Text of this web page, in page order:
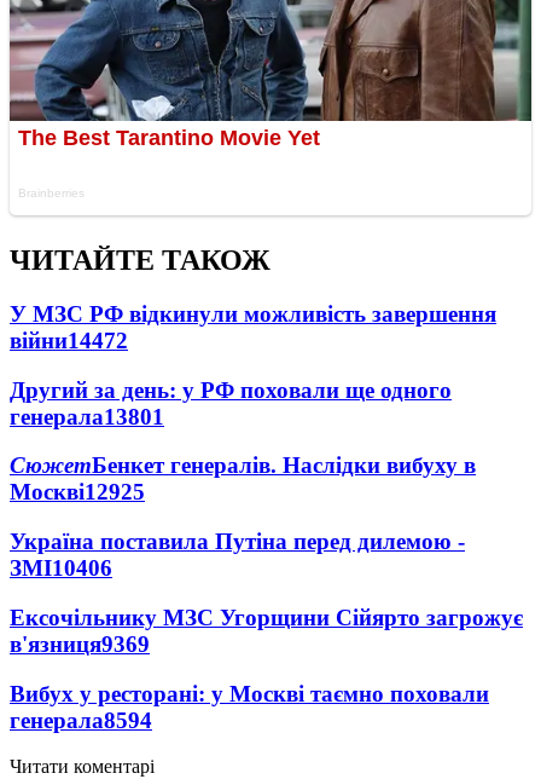
ЧИТАЙТЕ ТАКОЖ
У МЗС РФ відкинули можливість завершення
війни14472
Другий за день: у РФ поховали ще одного
генерала13801
СюжетБенкет генералів. Наслідки вибуху в
Москві12925
Україна поставила Путіна перед дилемою -
ЗМІ10406
Ексочільнику МЗС Угорщини Сійярто загрожує
в'язниця9369
Вибух у ресторані: у Москві таємно поховали
генерала8594
Читати коментарі